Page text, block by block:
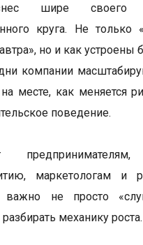
шире своего
круга. Не только
но и как устроены
компании
месте, как меняется
поведение.
маркетологам и
важно не просто
разбирать механику роста.